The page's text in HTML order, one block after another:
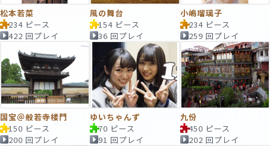
松本若菜
234 ピース
422 回プレイ
風の舞台
154 ピース
36 回プレイ
小嶋瑠璃子
234 ピース
259 回プレイ
国宝＠般若寺楼門
150 ピース
200 回プレイ
ゆいちゃんず
70 ピース
91 回プレイ
九份
450 ピース
202 回プレイ